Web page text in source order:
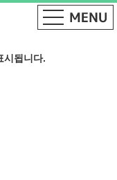
시됩니다.